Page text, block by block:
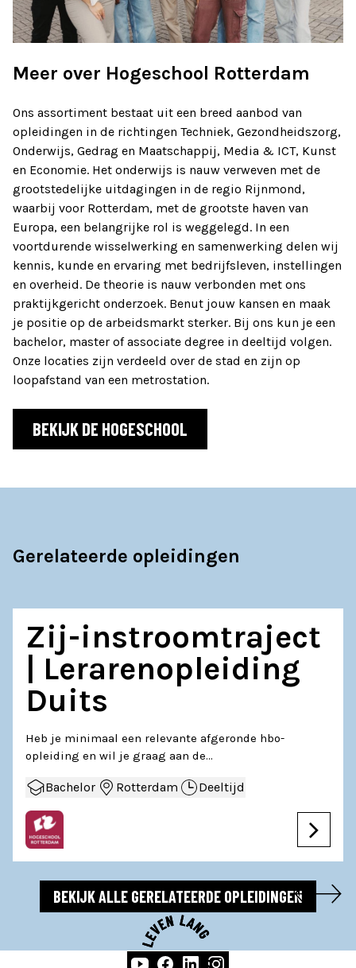
Meer over Hogeschool Rotterdam
Ons assortiment bestaat uit een breed aanbod van
opleidingen in de richtingen Techniek, Gezondheidszorg,
Onderwijs, Gedrag en Maatschappij, Media & ICT, Kunst
en Economie. Het onderwijs is nauw verweven met de
grootstedelijke uitdagingen in de regio Rijnmond,
waarbij voor Rotterdam, met de grootste haven van
Europa, een belangrijke rol is weggelegd. In een
voortdurende wisselwerking en samenwerking delen wij
kennis, kunde en ervaring met bedrijfsleven, instellingen
en overheid. De theorie is nauw verbonden met ons
praktijkgericht onderzoek. Benut jouw kansen en maak
je positie op de arbeidsmarkt sterker. Bij ons kun je een
bachelor, master of associate degree in deeltijd volgen.
Onze locaties zijn verdeeld over de stad en zijn op
loopafstand van een metrostation.
BEKIJK DE HOGESCHOOL
Gerelateerde opleidingen
Zij-instroomtraject
| Lerarenopleiding
Duits
Heb je minimaal een relevante afgeronde hbo-
opleiding en wil je graag aan de…
Bachelor Rotterdam Deeltijd
BEKIJK ALLE GERELATEERDE OPLEIDINGEN